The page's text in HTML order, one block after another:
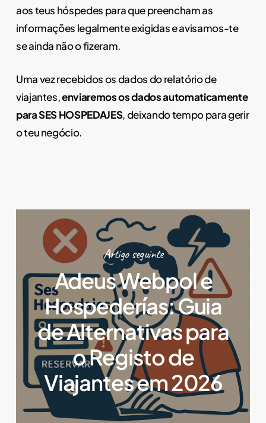
aos teus hóspedes para que preencham as
informações legalmente exigidas e avisamos-te
se ainda não o fizeram.
Uma vez recebidos os dados do relatório de
viajantes,enviaremos os dados automaticamente
para SES HOSPEDAJES, deixando tempo para gerir
o teu negócio.
Artigo seguinte
Adeus Webpol e
Hospederías: Guia
de Alternativas para
o Registo de
Viajantes em 2026